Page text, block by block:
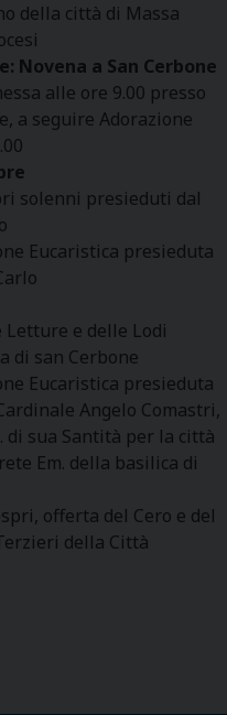
della città di Massa
Novena a San Cerbone
alle ore 9.00 presso
a seguire Adorazione
solenni presieduti dal
Eucaristica presieduta
Letture e delle Lodi
di san Cerbone
Eucaristica presieduta
Angelo Comastri,
di sua Santità per la città
Em. della basilica di
offerta del Cero e del
della Città